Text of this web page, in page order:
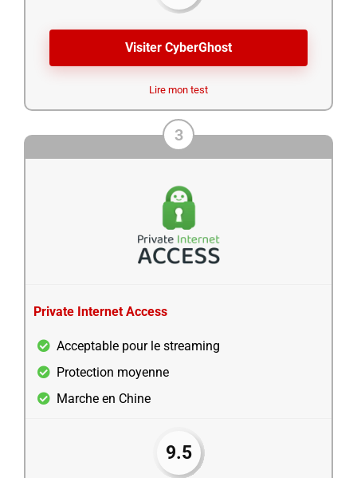
Visiter CyberGhost
Lire mon test
3
Private Internet Access
Acceptable pour le streaming
Protection moyenne
Marche en Chine
9.5